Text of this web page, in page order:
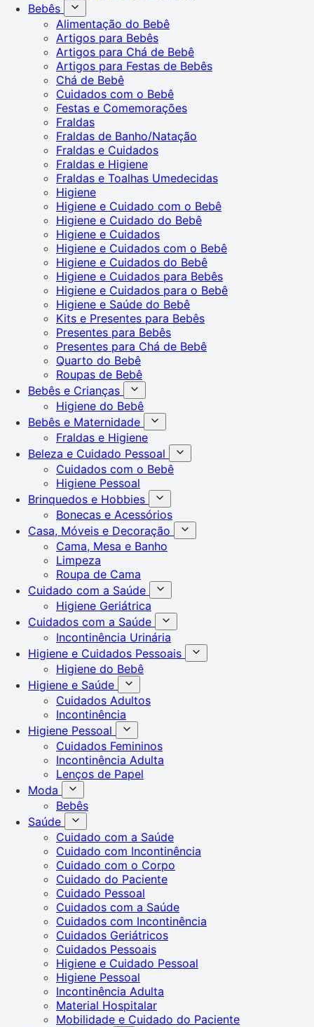
Bebês
Alimentação do Bebê
Artigos para Bebês
Artigos para Chá de Bebê
Artigos para Festas de Bebês
Chá de Bebê
Cuidados com o Bebê
Festas e Comemorações
Fraldas
Fraldas de Banho/Natação
Fraldas e Cuidados
Fraldas e Higiene
Fraldas e Toalhas Umedecidas
Higiene
Higiene e Cuidado com o Bebê
Higiene e Cuidado do Bebê
Higiene e Cuidados
Higiene e Cuidados com o Bebê
Higiene e Cuidados do Bebê
Higiene e Cuidados para Bebês
Higiene e Cuidados para o Bebê
Higiene e Saúde do Bebê
Kits e Presentes para Bebês
Presentes para Bebês
Presentes para Chá de Bebê
Quarto do Bebê
Roupas de Bebê
Bebês e Crianças
Higiene do Bebê
Bebês e Maternidade
Fraldas e Higiene
Beleza e Cuidado Pessoal
Cuidados com o Bebê
Higiene Pessoal
Brinquedos e Hobbies
Bonecas e Acessórios
Casa, Móveis e Decoração
Cama, Mesa e Banho
Limpeza
Roupa de Cama
Cuidado com a Saúde
Higiene Geriátrica
Cuidados com a Saúde
Incontinência Urinária
Higiene e Cuidados Pessoais
Higiene do Bebê
Higiene e Saúde
Cuidados Adultos
Incontinência
Higiene Pessoal
Cuidados Femininos
Incontinência Adulta
Lenços de Papel
Moda
Bebês
Saúde
Cuidado com a Saúde
Cuidado com Incontinência
Cuidado com o Corpo
Cuidado do Paciente
Cuidado Pessoal
Cuidados com a Saúde
Cuidados com Incontinência
Cuidados Geriátricos
Cuidados Pessoais
Higiene e Cuidado Pessoal
Higiene Pessoal
Incontinência Adulta
Material Hospitalar
Mobilidade e Cuidado do Paciente